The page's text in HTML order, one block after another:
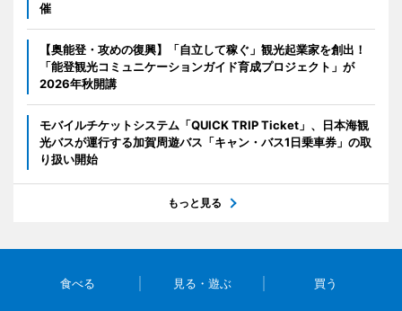
催
【奥能登・攻めの復興】「自立して稼ぐ」観光起業家を創出！
「能登観光コミュニケーションガイド育成プロジェクト」が
2026年秋開講
モバイルチケットシステム「QUICK TRIP Ticket」、日本海観
光バスが運行する加賀周遊バス「キャン・バス1日乗車券」の取
り扱い開始
もっと見る
食べる 見る・遊ぶ 買う